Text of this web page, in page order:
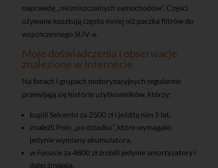
naprawdę „niezniszczalnych samochodów”. Części
używane kosztują często mniej niż paczka filtrów do
współczesnego SUV-a.
Moje doświadczenia i obserwacje
znalezione w Internecie
Na forach i grupach motoryzacyjnych regularnie
przewijają się historie użytkowników, którzy:
kupili Seicento za 2500 zł i jeżdżą nim 5 lat,
znaleźli Polo „po dziadku”, które wymagało
jedynie wymiany akumulatora,
w Focusie za 4800 zł zrobili jedynie amortyzatory i
dalej śmigają.